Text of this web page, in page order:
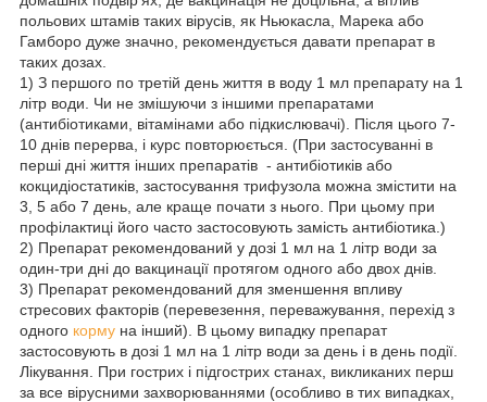
польових штамів таких вірусів, як Ньюкасла, Марека або
Гамборо дуже значно, рекомендується давати препарат в
таких дозах.
1) З першого по третій день життя в воду 1 мл препарату на 1
літр води. Чи не змішуючи з іншими препаратами
(антибіотиками, вітамінами або підкислювачі). Після цього 7-
10 днів перерва, і курс повторюється. (При застосуванні в
перші дні життя інших препаратів - антибіотиків або
кокцидіостатиків, застосування трифузола можна змістити на
3, 5 або 7 день, але краще почати з нього. При цьому при
профілактиці його часто застосовують замість антибіотика.)
2) Препарат рекомендований у дозі 1 мл на 1 літр води за
один-три дні до вакцинації протягом одного або двох днів.
3) Препарат рекомендований для зменшення впливу
стресових факторів (перевезення, переважування, перехід з
одного корму на інший). В цьому випадку препарат
застосовують в дозі 1 мл на 1 літр води за день і в день події.
Лікування. При гострих і підгострих станах, викликаних перш
за все вірусними захворюваннями (особливо в тих випадках,